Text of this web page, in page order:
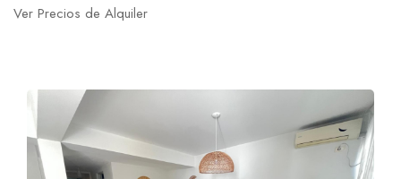
Ver Precios de Alquiler